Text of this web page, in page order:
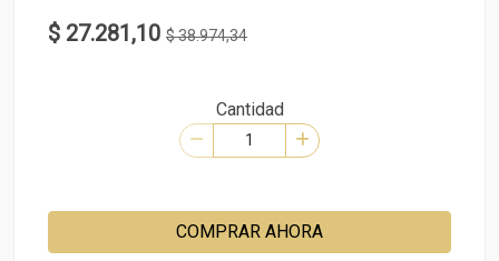
$ 27.281,10 $ 38.974,34
Cantidad
COMPRAR AHORA